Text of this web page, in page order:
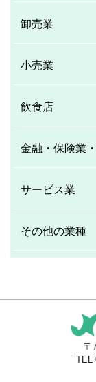
卸売業
小売業
飲食店
金融・保険業
サービス業
その他の業種
〒
TEL